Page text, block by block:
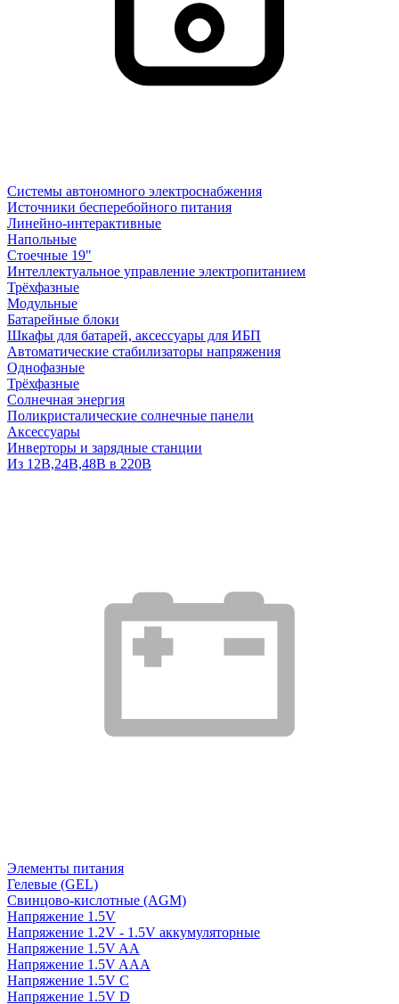
Системы автономного электроснабжения
Источники бесперебойного питания
Линейно-интерактивные
Напольные
Стоечные 19"
Интеллектуальное управление электропитанием
Трёхфазные
Модульные
Батарейные блоки
Шкафы для батарей, аксессуары для ИБП
Автоматические стабилизаторы напряжения
Однофазные
Трёхфазные
Солнечная энергия
Поликристалические солнечные панели
Аксессуары
Инверторы и зарядные станции
Из 12В,24В,48В в 220В
Элементы питания
Гелевые (GEL)
Свинцово-кислотные (AGM)
Напряжение 1.5V
Напряжение 1.2V - 1.5V аккумуляторные
Напряжение 1.5V AA
Напряжение 1.5V AAA
Напряжение 1.5V C
Напряжение 1.5V D